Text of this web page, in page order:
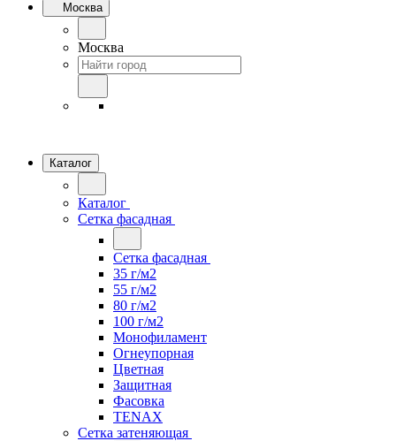
Москва
Москва
Каталог
Каталог
Сетка фасадная
Сетка фасадная
35 г/м2
55 г/м2
80 г/м2
100 г/м2
Монофиламент
Огнеупорная
Цветная
Защитная
Фасовка
TENAX
Сетка затеняющая